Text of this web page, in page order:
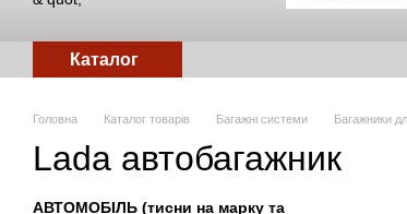
Каталог
Головна Каталог товарів Багажні системи Багажники
Lada автобагажник
АВТОМОБІЛЬ (тисни на марку та